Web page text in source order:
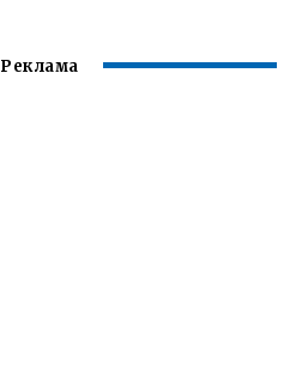
Реклама